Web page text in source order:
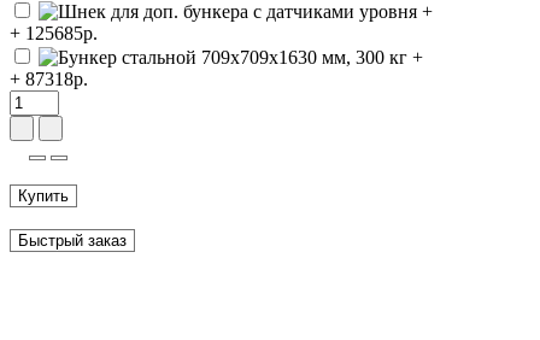
+ 125685р.
+ 87318р.
Купить
Быстрый заказ